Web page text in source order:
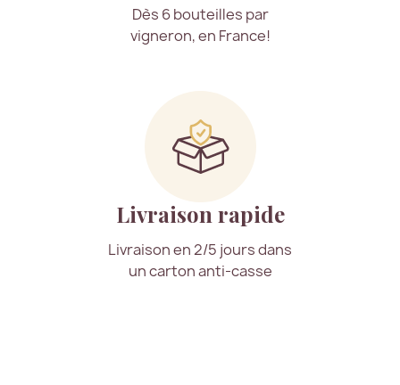
Dès 6 bouteilles par
vigneron, en France!
Livraison rapide
Livraison en 2/5 jours dans
un carton anti-casse